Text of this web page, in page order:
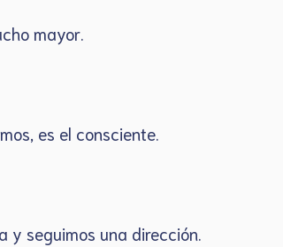
mayor.
es el consciente.
y seguimos una dirección.